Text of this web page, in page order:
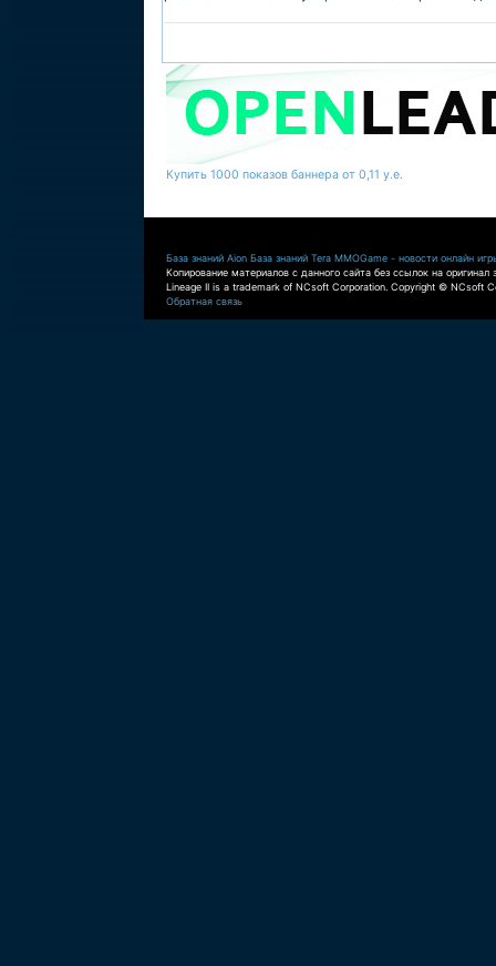
Купить 1000 показов баннера от 0,11 у.е.
База знаний Aion База знаний Tera MMOGame - новости онлайн
Копирование материалов с данного сайта без ссылок на оригинал
Lineage II is a trademark of NCsoft Corporation. Copyright © NCsoft
Обратная связь